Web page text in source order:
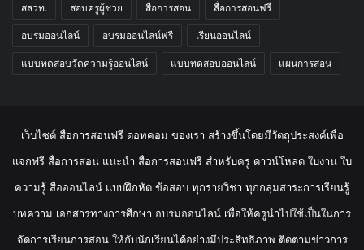
สสวท. สอบครูผู้ช่วย สื่อการสอน สื่อการสอนฟรี
อบรมออนไลน์ อบรมออนไลน์ฟรี เรียนออนไลน์
แบบทดสอบวัดความรู้ออนไลน์ แบบทดสอบออนไลน์ แผนการสอน
เว็บไซต์ สื่อการสอนฟรี ดอทคอม ของเรา สร้างขึ้นโดยมีวัตถุประสงค์เพื่อ
แจกฟรี สื่อการสอน แนะนำ สื่อการสอนฟรี สำหรับครู ดาวน์โหลด ใบงาน ใบ
ความรู้ สื่อออนไลน์ แบบฝึกหัด ข้อสอบ ทุกรายวิชา ทุกกลุ่มสาระการเรียนรู้
บทความ เอกสารทางการศึกษา อบรมออนไลน์ เพื่อให้ครูนำไปใช้เป็นในการ
จัดการเรียนการสอน ให้กับนักเรียนได้อย่างมีประสิทธิภาพ ติดตามข่าวการ